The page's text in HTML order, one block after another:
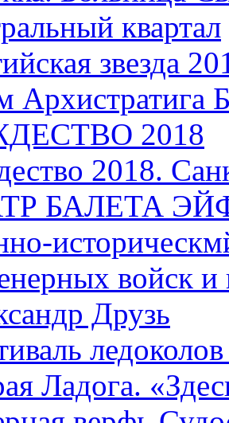
квартал
звезда
2018
2018.
БАЛЕТА
войск и
Друзь
Ладога.